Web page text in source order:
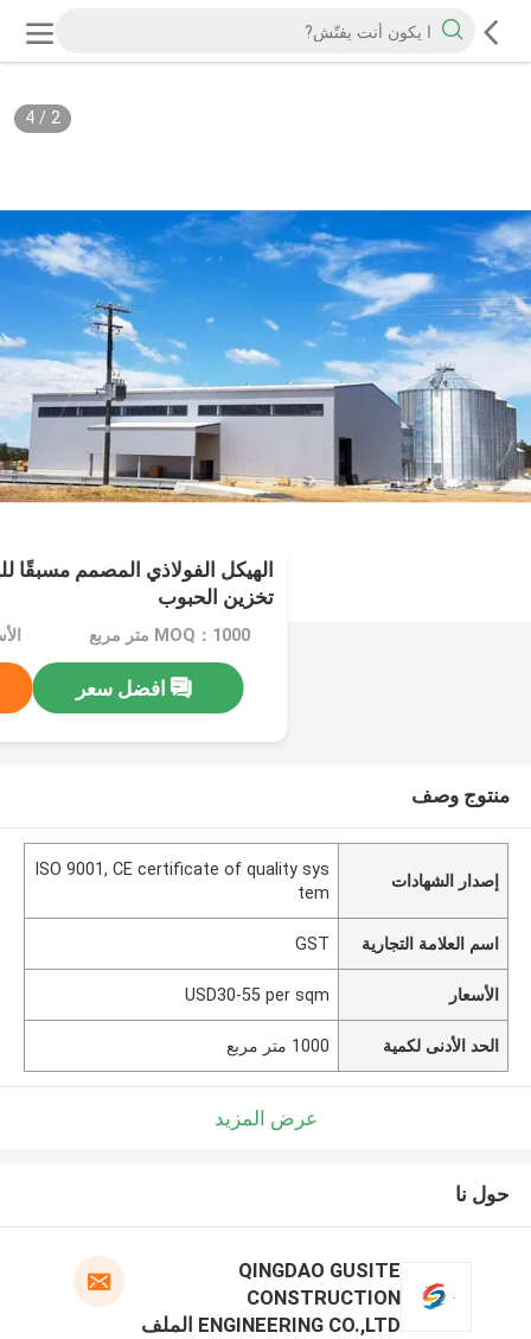
2
/
4
الهيكل الفولاذي المصمم
تخزين الحبوب
MOQ：1000 متر مربع
افضل سعر
منتوج وصف
إصدار الشهادات
ISO 9001, CE certificate of quality sys
tem
اسم العلامة التجارية GST
الأسعار USD30-55 per sqm
الحد الأدنى لكمية 1000 متر مربع
عرض المزيد
حول نا
QINGDAO GUSITE
CONSTRUCTION
ENGINEERING CO.,LTD الملف